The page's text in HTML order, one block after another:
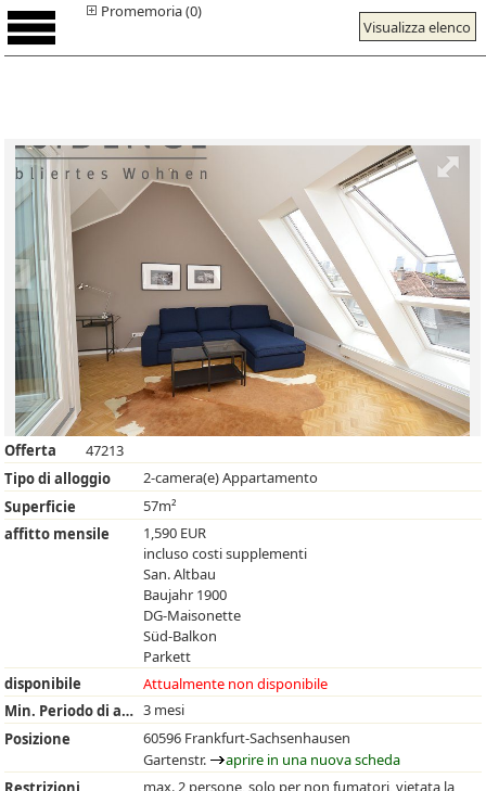
Visualizza elenco
Promemoria (0)
Offerta
47213
Tipo di alloggio
2-camera(e) Appartamento
Superficie
57m²
affitto mensile
1,590 EUR
incluso costi supplementi
San. Altbau
Baujahr 1900
DG-Maisonette
Süd-Balkon
Parkett
disponibile
Attualmente non disponibile
Min. Periodo di affitto 3 mesi
Posizione
60596 Frankfurt-Sachsenhausen
Gartenstr.
aprire in una nuova scheda
max. 2 persone, solo per non fumatori, vietata la